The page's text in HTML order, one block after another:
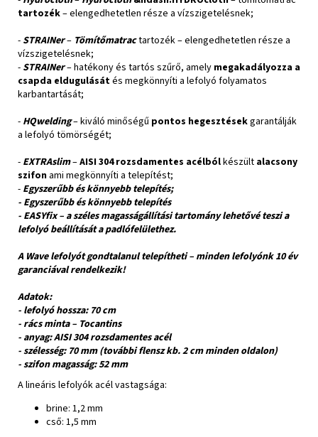
tartozék– elengedhetetlen része a vízszigetelésnek;
- STRAINer– Tömítőmatractartozék – elengedhetetlen része a
vízszigetelésnek;
- STRAINer– hatékony és tartós szűrő, amely megakadályozza a
csapda eldugulásátés megkönnyíti a lefolyó folyamatos
karbantartását;
- HQwelding– kiváló minőségű pontos hegesztésekgarantálják
a lefolyó tömörségét;
- EXTRAslim–AISI 304 rozsdamentes acélbólkészült alacsony
szifon ami megkönnyíti a telepítést;
- Egyszerűbb és könnyebb telepítés;
- Egyszerűbb és könnyebb telepítés
- EASYfix– a széles magasságállítási tartomány lehetővé teszi a
lefolyóbeállításáta padlófelülethez.
A Wave lefolyótgondtalanultelepítheti – minden lefolyónk10 év
garanciávalrendelkezik!
Adatok:
- lefolyó hossza: 70 cm
- rács minta – Tocantins
- anyag: AISI 304 rozsdamentes acél
- szélesség: 70 mm (további flensz kb. 2 cm minden oldalon)
- szifon magasság: 52 mm
A lineáris lefolyók acél vastagsága:
brine: 1,2 mm
cső: 1,5 mm